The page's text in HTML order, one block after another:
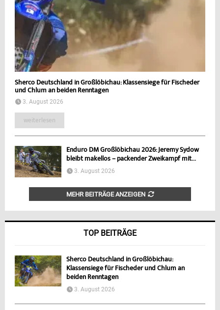
Sherco Deutschland in Großlöbichau: Klassensiege für Fischeder
und Chlum an beiden Renntagen
3. August 2026
weiterlesen
Enduro DM Großlöbichau 2026: Jeremy Sydow
bleibt makellos – packender Zweikampf mit...
3. August 2026
MEHR BEITRÄGE ANZEIGEN
TOP BEITRÄGE
Sherco Deutschland in Großlöbichau:
Klassensiege für Fischeder und Chlum an
beiden Renntagen
3. August 2026